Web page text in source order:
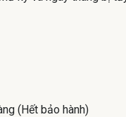
(Hết bảo hành)